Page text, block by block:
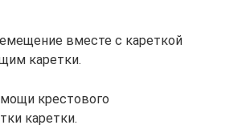
вместе с кареткой
каретки.
крестового
каретки.